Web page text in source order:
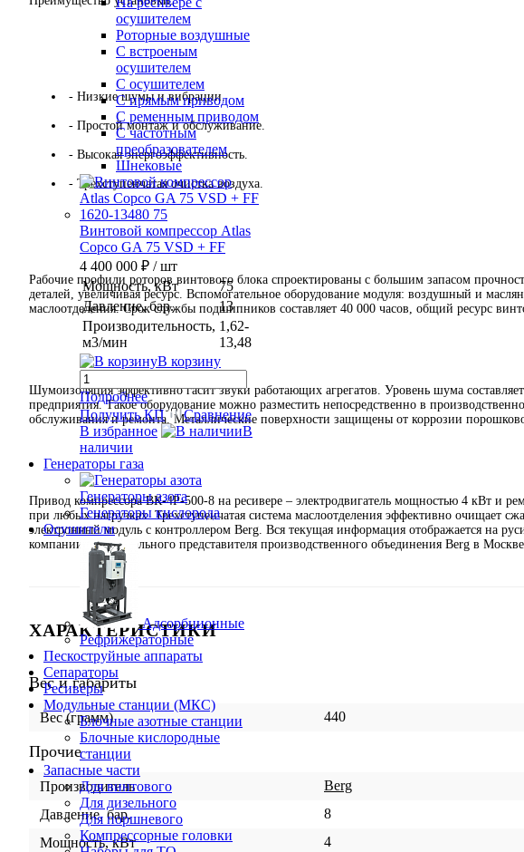
осушителем
Роторные воздушные
С встроеным
осушителем
С осушителем
С прямым приводом
С ременным приводом
С частотным
преобразователем
Шнековые
Винтовой компрессор Atlas
Copco GA 75 VSD + FF
4 400 000 ₽ / шт
Мощность, кВт
75
Давление, бар.
13
Производительность,
м3/мин
1,62-
13,48
В корзину
Подробнее
Получить КП
Сравнение
В избранное
В
наличии
Генераторы газа
Генераторы азота
Генераторы кислорода
Осушители
Адсорбционные
Рефрижераторные
Пескоструйные аппараты
Сепараторы
Ресиверы
Модульные станции (МКС)
Блочные азотные станции
Блочные кислородные
станции
Запасные части
Для винтового
Для дизельного
Для поршневого
Компрессорные головки
- Низкие шумы и вибрации.
- Простой монтаж и обслуживание.
- Высокая энергоэффективность.
- Трехступенчатая очистка воздуха.
Рабочие профили роторов винтового блока спроектированы с большим запасом
деталей, увеличивая ресурс. Вспомогательное оборудование модуля: воздушный и
маслоотделения. Срок службы подшипников составляет 40 000 часов, общий ресурс
Шумоизоляция эффективно гасит звуки работающих агрегатов. Уровень шума
предприятия. Такое оборудование можно разместить непосредственно в
обслуживания и ремонта. Металлические поверхности защищены от коррозии
Привод компрессора ВК-4Р-500-8 на ресивере – электродвигатель мощностью 4 кВт и
при любых нагрузках. Трехступенчатая система маслоотделения эффективно очищает
электронный модуль с контроллером Berg. Вся текущая информация отображается на
компании – официального представителя производственного объединения Berg в Москве.
ХАРАКТЕРИСТИКИ
Вес и габариты
Вес (грамм) 440
Прочие
Производитель
Berg
Давление, бар.
8
Мощность, кВт
4